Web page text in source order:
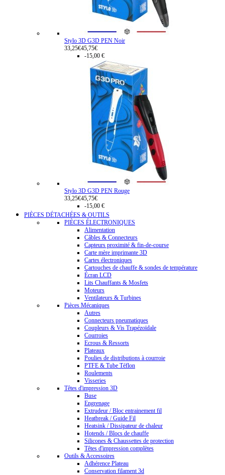
Stylo 3D G3D PEN Noir
33,25€45,75€
-15,00 €
Stylo 3D G3D PEN Rouge
33,25€45,75€
-15,00 €
PIÈCES DÉTACHÉES & OUTILS
PIÈCES ÉLECTRONIQUES
Alimentation
Câbles & Connecteurs
Capteurs proximité & fin-de-course
Carte mère imprimante 3D
Cartes électroniques
Cartouches de chauffe & sondes de température
Écran LCD
Lits Chauffants & Mosfets
Moteurs
Ventilateurs & Turbines
Pièces Mécaniques
Autres
Connecteurs pneumatiques
Coupleurs & Vis Trapézoïdale
Courroies
Ecrous & Ressorts
Plateaux
Poulies de distributions à courroie
PTFE & Tube Téflon
Roulements
Visseries
Têtes d'impression 3D
Buse
Engrenage
Extrudeur / Bloc entrainement fil
Heatbreak / Guide Fil
Heatsink / Dissipateur de chaleur
Hotends / Blocs de chauffe
Silicones & Chaussettes de protection
Têtes d'impression complètes
Outils & Accessoires
Adhérence Plateau
Conservation filament 3d